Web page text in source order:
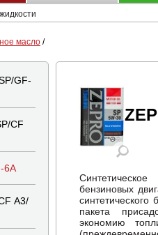
масло /
GF-
CF
6A
А3/
бензиновых
пакета
экономию